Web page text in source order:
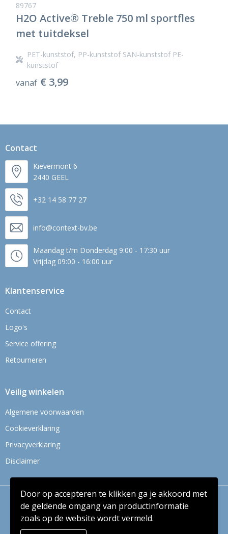
89767
H2O Active® Treble 750 ml sportfles
met tuitdeksel
PET-kunststof, PP-kunststof SAN-kunststof PE-
kunststof
vanaf € 3,99
Contact
Kievermont 6
2440 GEEL
+32 14 58 77 27
info@context-bv.be
Maandag t/m Donderdag 9:00 - 17:30 uur
Vrijdag 09:00 - 16:00 uur
Klantenservice
Contact
Logo's
Service offering
Retourneren
Veilig winkelen
Algemene voorwaarden
Cookieverklaring
Privacyverklaring
Disclaimer
© Copyright Context BV 2024
Door op accepteren te klikken ga je akkoord met
de geldende omgang van productinformatie
zoals op de website wordt vermeld.